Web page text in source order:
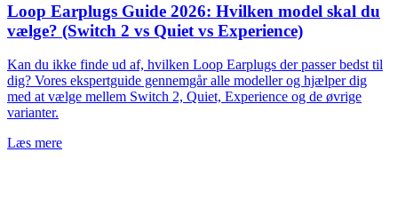
Loop Earplugs Guide 2026: Hvilken model skal du
vælge? (Switch 2 vs Quiet vs Experience)
Kan du ikke finde ud af, hvilken Loop Earplugs der passer bedst til
dig? Vores ekspertguide gennemgår alle modeller og hjælper dig
med at vælge mellem Switch 2, Quiet, Experience og de øvrige
varianter.
Læs mere